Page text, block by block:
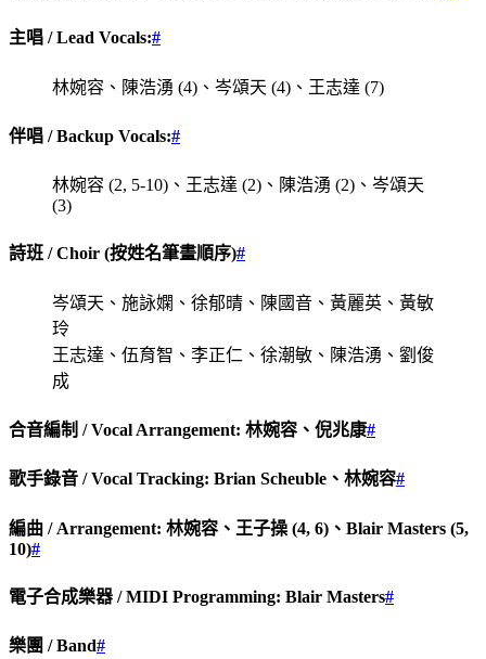
主唱 / Lead Vocals:#
林婉容、陳浩湧 (4)、岑頌天 (4)、王志達 (7)
伴唱 / Backup Vocals:#
林婉容 (2, 5-10)、王志達 (2)、陳浩湧 (2)、岑頌天
(3)
詩班 / Choir (按姓名筆畫順序)#
岑頌天、施詠嫻、徐郁晴、陳國音、黃麗英、黃敏
玲
王志達、伍育智、李正仁、徐潮敏、陳浩湧、劉俊
成
合音編制 / Vocal Arrangement: 林婉容、倪兆康#
歌手錄音 / Vocal Tracking: Brian Scheuble、林婉容#
編曲 / Arrangement: 林婉容、王子操 (4, 6)、Blair Masters (5,
10)#
電子合成樂器 / MIDI Programming: Blair Masters#
樂團 / Band#